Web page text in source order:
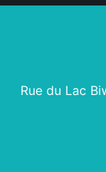
Rue du Lac